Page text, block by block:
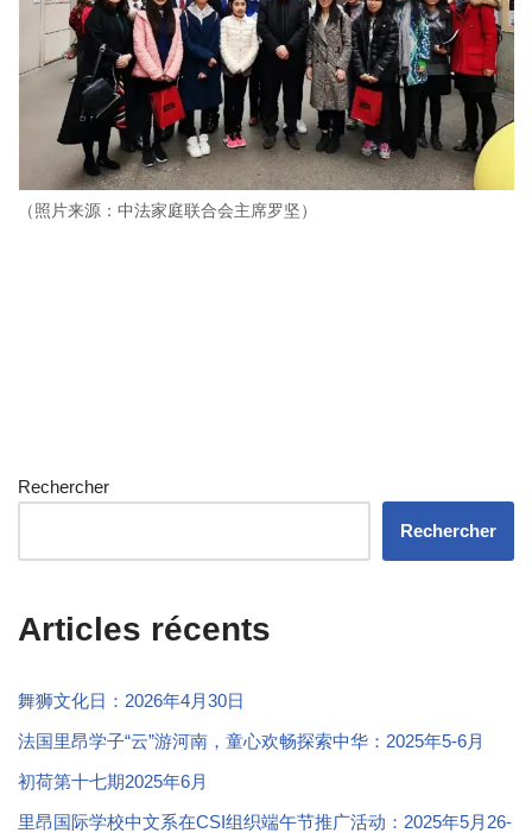
（照片来源：中法家庭联合会主席罗坚）
Rechercher
Rechercher
Articles récents
舞狮文化日：2026年4月30日
法国里昂学子“云”游河南，童心欢畅探索中华：2025年5-6月
初荷第十七期2025年6月
里昂国际学校中文系在CSI组织端午节推广活动：2025年5月26-